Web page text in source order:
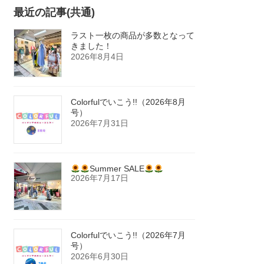
最近の記事(共通)
ラスト一枚の商品が多数となって
きました！
2026年8月4日
Colorfulでいこう!!（2026年8月
号）
2026年7月31日
Summer SALE
2026年7月17日
Colorfulでいこう!!（2026年7月
号）
2026年6月30日